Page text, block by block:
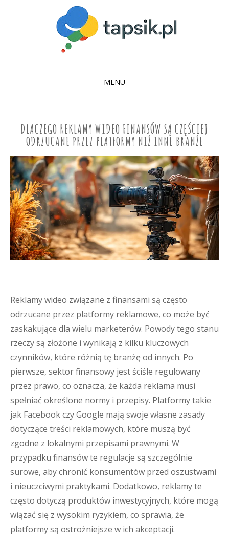
MENU
CONTENT
DLACZEGO REKLAMY WIDEO FINANSÓW SĄ CZĘŚCIEJ
ODRZUCANE PRZEZ PLATFORMY NIŻ INNE BRANŻE
Reklamy wideo związane z finansami są często
odrzucane przez platformy reklamowe, co może być
zaskakujące dla wielu marketerów. Powody tego stanu
rzeczy są złożone i wynikają z kilku kluczowych
czynników, które różnią tę branżę od innych. Po
pierwsze, sektor finansowy jest ściśle regulowany
przez prawo, co oznacza, że każda reklama musi
spełniać określone normy i przepisy. Platformy takie
jak Facebook czy Google mają swoje własne zasady
dotyczące treści reklamowych, które muszą być
zgodne z lokalnymi przepisami prawnymi. W
przypadku finansów te regulacje są szczególnie
surowe, aby chronić konsumentów przed oszustwami
i nieuczciwymi praktykami. Dodatkowo, reklamy te
często dotyczą produktów inwestycyjnych, które mogą
wiązać się z wysokim ryzykiem, co sprawia, że
platformy są ostrożniejsze w ich akceptacji.